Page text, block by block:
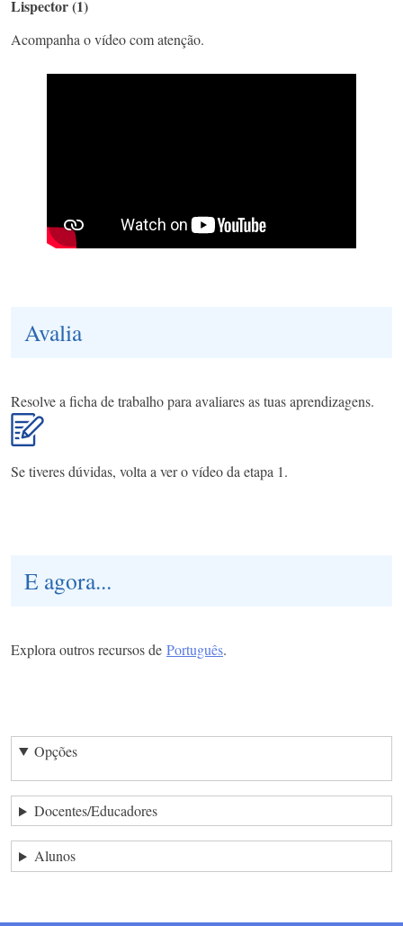
Lispector (1)
Acompanha o vídeo com atenção.
Avalia
Resolve a ficha de trabalho para avaliares as tuas aprendizagens.
Se tiveres dúvidas, volta a ver o vídeo da etapa 1.
E agora...
Explora outros recursos de Português.
Opções
Docentes/Educadores
Alunos